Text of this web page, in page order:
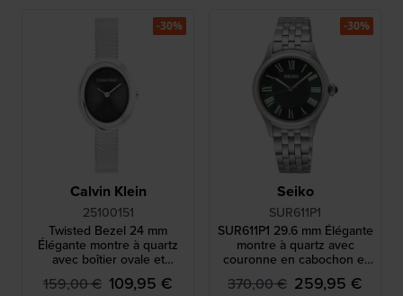
Calvin Klein
25100151
Twisted Bezel 24 mm
Élégante montre à quartz
avec boîtier ovale et
bracelet milanais
159,00 € 109,95 €
-30%
Seiko
SUR611P1
SUR611P1 29.6 mm Élégante
montre à quartz avec
couronne en cabochon et
index romains
370,00 € 259,95 €
-30%